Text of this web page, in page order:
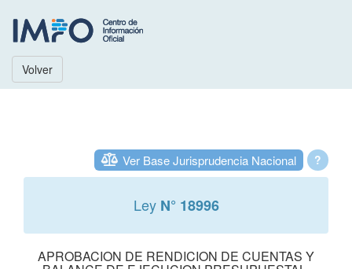
Volver
?
Ver Base Jurisprudencia Nacional
Ley N° 18996
APROBACION DE RENDICION DE CUENTAS Y